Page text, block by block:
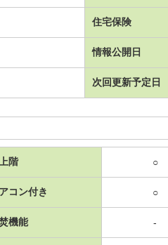
住宅保険
情報公開日
次回更新予定日
階 ○
コン付き ○
機能 -